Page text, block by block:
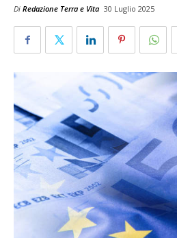
Di Redazione Terra e Vita 30 Luglio 2025